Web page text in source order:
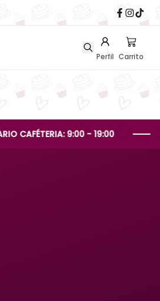
Perfil Carrito
9:00 - 19:00